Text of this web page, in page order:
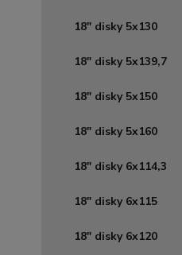
18" disky 5x130
18" disky 5x139,7
18" disky 5x150
18" disky 5x160
18" disky 6x114,3
18" disky 6x115
18" disky 6x120